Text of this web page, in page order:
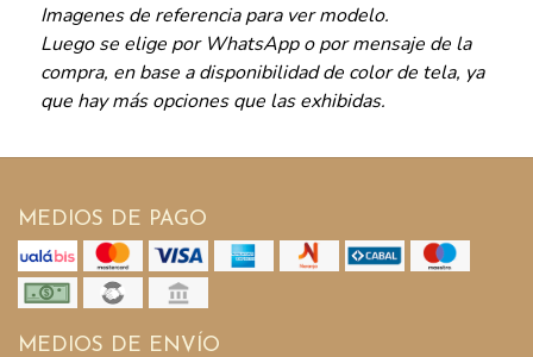
Imagenes de referencia para ver modelo.
Luego se elige por WhatsApp o por mensaje de la
compra, en base a disponibilidad de color de tela, ya
que hay más opciones que las exhibidas.
MEDIOS DE PAGO
MEDIOS DE ENVÍO